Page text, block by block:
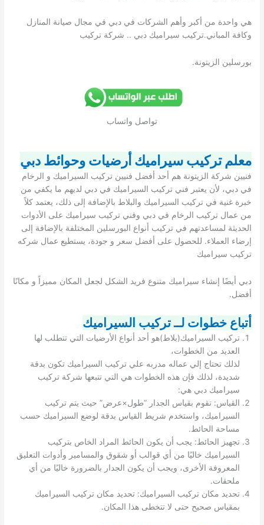
هي واحدة من أكبر وأهم الشركات في دبي في مجال صيانة المنازل
وكافة المباني.تركيب سيراميك دبي .. شركة تركيب
بورسلين الزيتونة.
تواصل واتساب
معلم تركيب سيراميك أرضيات وحوائط دبي
فنيين شركة الزيتونة هم أحد أفضل فنيين تركيب السيراميك و الرخام
في دبي، لأن يعتبر فني تركيب السيراميك في دبي لديهم ما يكفي من
خبرة غنية في تركيب السيراميك والبلاط بالإضافة إلى ذلك، يعتمد كلاً
من عمال تركيب الرخام في دبي وفني تركيب سيراميك على الأدوات
الحديثة لمساعدتهم في تركيب أنواع البورسلين المختلفة بالإضافة إلى
إرضاء العملاء. للحصول على أفضل سعر و جودة، يستطيع عمال شركه
تركيب سيراميك
دبي أيضًا إنشاء سيراميك متنوع فريد الشكل لجعل المكان مميزاً و مكانًا
أفضل.
أتباع خطوات لــ تركيب السيراميك
تركيب السيراميك(بلاط)هو أحد أنواع الأرضيات التي تتطلب لها
العديد من الخطوات،
لذلك تحتاج إلي عماله مدربه علي تركيب السيراميك تكون بدقة
شديدة، لذلك فإن هذه الخطوات هي التي تتبعها شركة تركيب
سيراميك دبي هي:
القياس: تقوم بقياس الجدار “طول×عرض” حيث يتم تركيب
السيراميك، واستخدم شريط القياس بدقة لوضع السيراميك حسب
مساحة الحائط.
تجهيز الحائط: يجب أن يكون الحائط المراد الخاص بتركيب
السيراميك خاليًا من أي قوالب أو شقوق والمسامير وأدوات التعليق
المعروفة الأخرى، ويجب أن يكون الجدار بالضرورة خاليًا من أي
ملحقات.
تحديد مكان تركيب السيراميك: تحديد مكان تركيب السيراميك
بمقياس صحيح حتى لا تتخطى هذا المكان.